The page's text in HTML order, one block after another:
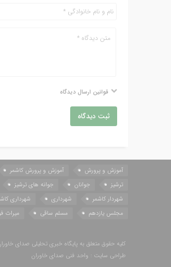
قوانین ارسال دیدگاه
ثبت دیدگاه
آموزش و پرورش آموزش و پرورش کاشمر
ترشیز
جوانان جوانه های ترشیز
شهردار کاشمر
شهرداری شهرداری
مجلس یازدهم
مسلم ساقی میراث
کلیه حقوق متعلق به پایگاه خبری تحلیلی صدای
طراحی سایت : واحد فنی صدای خاوران